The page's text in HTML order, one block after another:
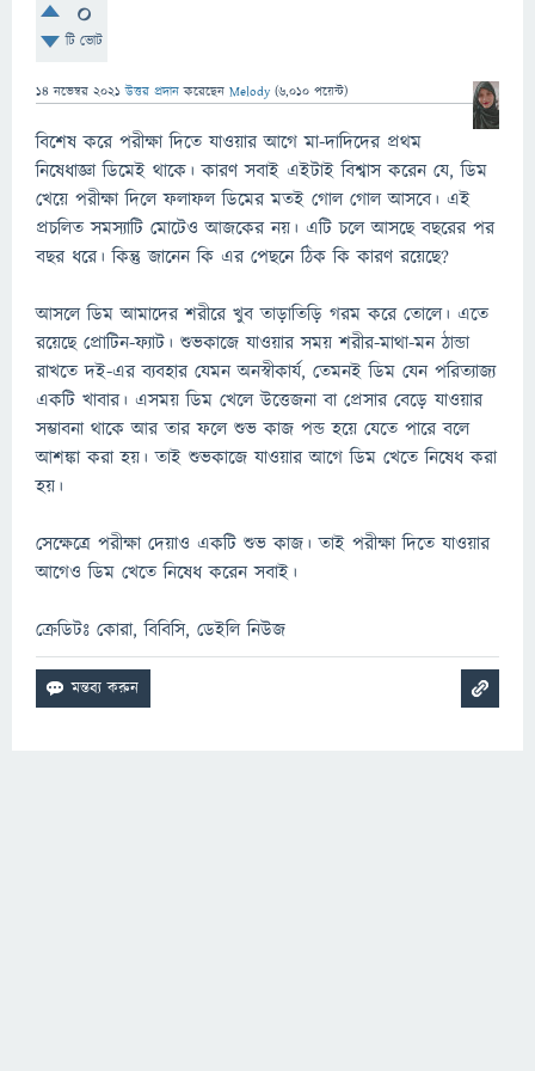
0
টি ভোট
14 নভেম্বর 2021 উত্তর প্রদান করেছেন Melody (6,010 পয়েন্ট)
বিশেষ করে পরীক্ষা দিতে যাওয়ার আগে মা-দাদিদের প্রথম
নিষেধাজ্ঞা ডিমেই থাকে। কারণ সবাই এইটাই বিশ্বাস করেন যে, ডিম
খেয়ে পরীক্ষা দিলে ফলাফল ডিমের মতই গোল গোল আসবে। এই
প্রচলিত সমস্যাটি মোটেও আজকের নয়। এটি চলে আসছে বছরের পর
বছর ধরে। কিন্তু জানেন কি এর পেছনে ঠিক কি কারণ রয়েছে?
আসলে ডিম আমাদের শরীরে খুব তাড়াতিড়ি গরম করে তোলে। এতে
রয়েছে প্রোটিন-ফ্যাট। শুভকাজে যাওয়ার সময় শরীর-মাথা-মন ঠান্ডা
রাখতে দই-এর ব্যবহার যেমন অনস্বীকার্য, তেমনই ডিম যেন পরিত্যাজ্য
একটি খাবার। এসময় ডিম খেলে উত্তেজনা বা প্রেসার বেড়ে যাওয়ার
সম্ভাবনা থাকে আর তার ফলে শুভ কাজ পন্ড হয়ে যেতে পারে বলে
আশঙ্কা করা হয়। তাই শুভকাজে যাওয়ার আগে ডিম খেতে নিষেধ করা
হয়।
সেক্ষেত্রে পরীক্ষা দেয়াও একটি শুভ কাজ। তাই পরীক্ষা দিতে যাওয়ার
আগেও ডিম খেতে নিষেধ করেন সবাই।
ক্রেডিটঃ কোরা, বিবিসি, ডেইলি নিউজ